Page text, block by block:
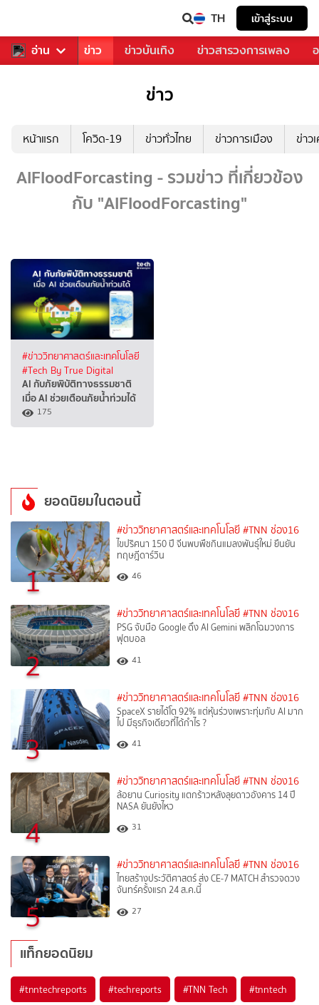
TH เข้าสู่ระบบ
อ่าน
คุณ กีฬา ข่าว ข่าวบันเทิง ข่าวสารวงการเพลง
ข่าว
หน้าแรก โควิด-19 ข่าวทั่วไทย ข่าวการเมือง ข่าว
AIFloodForcasting - รวมข่าว ที่เกี่ยวข้อง
กับ "AIFloodForcasting"
#ข่าววิทยาศาสตร์และเทคโนโลยี
#Tech By True Digital
AI กับภัยพิบัติทางธรรมชาติ
เมื่อ AI ช่วยเตือนภัยน้ำท่วมได้
175
ยอดนิยมในตอนนี้
1
#ข่าววิทยาศาสตร์และเทคโนโลยี #TNN ช่อง16
ไขปริศนา 150 ปี จีนพบพืชกินแมลงพันธุ์ใหม่ ยืนยัน
ทฤษฎีดาร์วิน
46
2
#ข่าววิทยาศาสตร์และเทคโนโลยี #TNN ช่อง16
PSG จับมือ Google ดึง AI Gemini พลิกโฉมวงการ
ฟุตบอล
41
3
#ข่าววิทยาศาสตร์และเทคโนโลยี #TNN ช่อง16
SpaceX รายได้โต 92% แต่หุ้นร่วงเพราะทุ่มกับ AI มาก
ไป มีธุรกิจเดียวที่ได้กำไร ?
41
4
#ข่าววิทยาศาสตร์และเทคโนโลยี #TNN ช่อง16
ล้อยาน Curiosity แตกร้าวหลังลุยดาวอังคาร 14 ปี
NASA ยันยังไหว
31
5
#ข่าววิทยาศาสตร์และเทคโนโลยี #TNN ช่อง16
ไทยสร้างประวัติศาสตร์ ส่ง CE-7 MATCH สำรวจดวง
จันทร์ครั้งแรก 24 ส.ค.นี้
27
แท็กยอดนิยม
#tnntechreports #techreports #TNN Tech #tnntech